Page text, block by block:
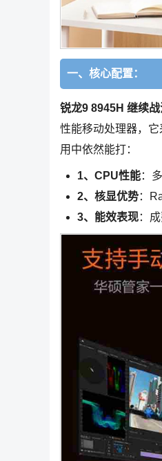
一、核心配置：
锐龙9 8945H 继续战
性能移动处理器，
用中依然能打：
1、CPU性能：
2、核显优势：
3、能效表现：